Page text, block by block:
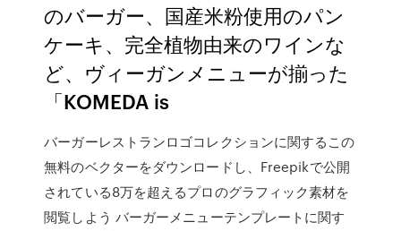
のバーガー、国産米粉使用のパン
ケーキ、完全植物由来のワインな
ど、ヴィーガンメニューが揃った
「KOMEDA is
バーガーレストランロゴコレクションに関するこの
無料のベクターをダウンロードし、Freepikで公開
されている8万を超えるプロのグラフィック素材を
閲覧しよう バーガーメニューテンプレートに関す